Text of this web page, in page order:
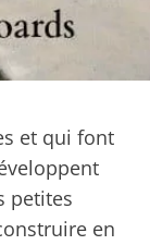
et qui font
petites
en